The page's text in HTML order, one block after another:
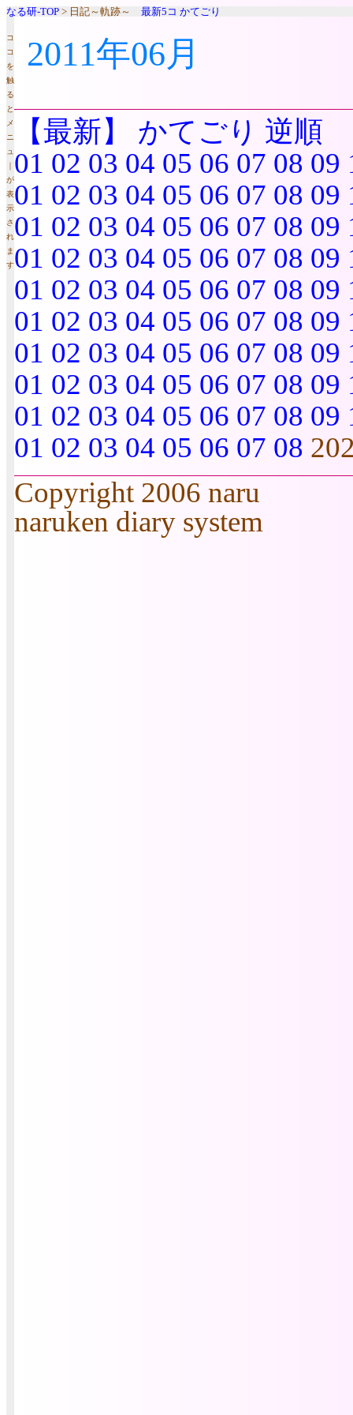
なる研-TOP > 日記～軌跡～ 最新5コ かてごり
コ
コ
を
触
る
と
メ
ニ
ュ
｜
が
表
示
さ
れ
ま
す
2011年06月
【最新】 かてごり 逆順
01 02 03 04 05 06 07 08 09
01 02 03 04 05 06 07 08 09
01 02 03 04 05 06 07 08 09
01 02 03 04 05 06 07 08 09
01 02 03 04 05 06 07 08 09
01 02 03 04 05 06 07 08 09
01 02 03 04 05 06 07 08 09
01 02 03 04 05 06 07 08 09
01 02 03 04 05 06 07 08 09
01 02 03 04 05 06 07 08
Copyright 2006 naru
naruken diary system